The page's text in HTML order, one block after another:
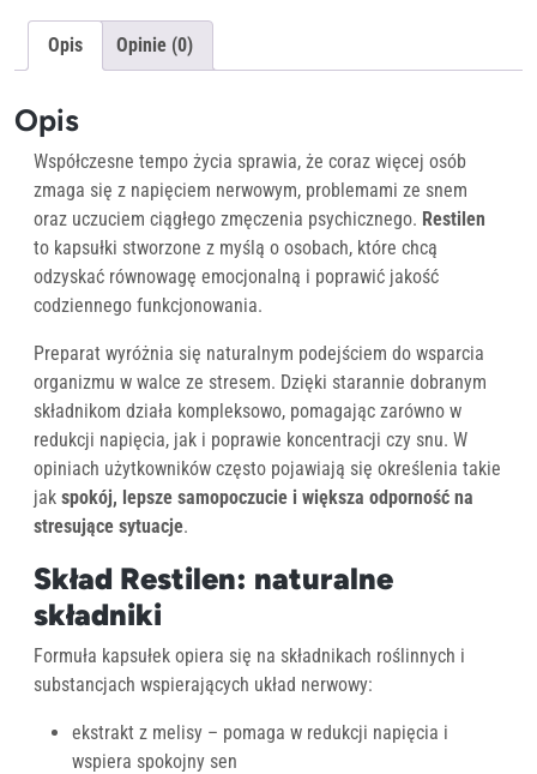
Opis Opinie (0)
Opis
Współczesne tempo życia sprawia, że coraz więcej osób
zmaga się z napięciem nerwowym, problemami ze snem
oraz uczuciem ciągłego zmęczenia psychicznego. Restilen
to kapsułki stworzone z myślą o osobach, które chcą
odzyskać równowagę emocjonalną i poprawić jakość
codziennego funkcjonowania.
Preparat wyróżnia się naturalnym podejściem do wsparcia
organizmu w walce ze stresem. Dzięki starannie dobranym
składnikom działa kompleksowo, pomagając zarówno w
redukcji napięcia, jak i poprawie koncentracji czy snu. W
opiniach użytkowników często pojawiają się określenia takie
jak spokój, lepsze samopoczucie i większa odporność na
stresujące sytuacje.
Skład Restilen: naturalne
składniki
Formuła kapsułek opiera się na składnikach roślinnych i
substancjach wspierających układ nerwowy:
ekstrakt z melisy – pomaga w redukcji napięcia i
wspiera spokojny sen